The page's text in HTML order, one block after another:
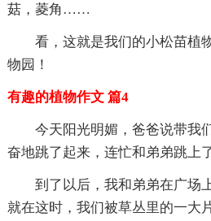
菇，菱角……
看，这就是我们的小松苗植
物园！
有趣的植物作文 篇4
今天阳光明媚，爸爸说带我
奋地跳了起来，连忙和弟弟跳上
到了以后，我和弟弟在广场
就在这时，我们被草丛里的一大